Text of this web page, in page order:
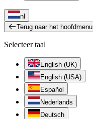
nl
Terug naar het hoofdmenu
Selecteer taal
English (UK)
English (USA)
Español
Nederlands
Deutsch